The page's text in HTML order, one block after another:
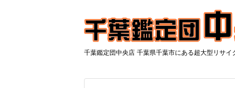
千葉鑑定団中央店 千葉県千葉市にある超大型リサ